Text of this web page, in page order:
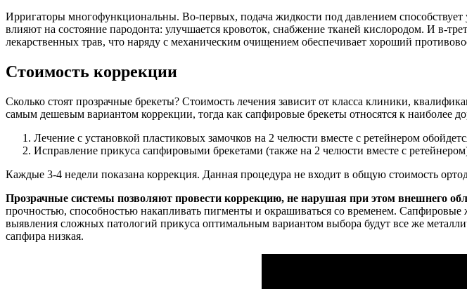
Ирригаторы многофункциональны. Во-первых, подача жидкости под давлением
влияют на состояние пародонта: улучшается кровоток, снабжение тканей кислородом. И в-
лекарственных трав, что наряду с механическим очищением обеспечивает хороший
Стоимость коррекции
Сколько стоят прозрачные брекеты? Стоимость лечения зависит от класса клиники,
самым дешевым вариантом коррекции, тогда как сапфировые брекеты относятся к наиболее
Лечение с установкой пластиковых замочков на 2 челюсти вместе с ретейнером
Исправление прикуса сапфировыми брекетами (также на 2 челюсти вместе с
Каждые 3-4 недели показана коррекция. Данная процедура не входит в общую стоимость
Прозрачные системы позволяют провести коррекцию, не нарушая при этом внешнего
прочностью, способностью накапливать пигменты и окрашиваться со временем.
выявления сложных патологий прикуса оптимальным вариантом выбора будут все же
сапфира низкая.